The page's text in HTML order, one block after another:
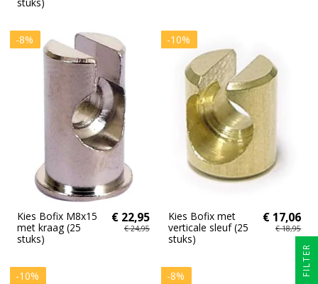
-8%
Kies Bofix M8x15
met kraag (25
stuks)
€ 22,95
€ 24,95
-10%
Kies Bofix met
verticale sleuf (25
stuks)
€ 17,06
€ 18,95
-10% -8% FILTER